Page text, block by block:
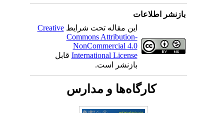
بازنشر اطلاعات
این مقاله تحت شرایطCreative
Commons Attribution-
NonCommercial 4.0
International Licenseقابل
بازنشر است.
کارگاه‌ها و مدارس